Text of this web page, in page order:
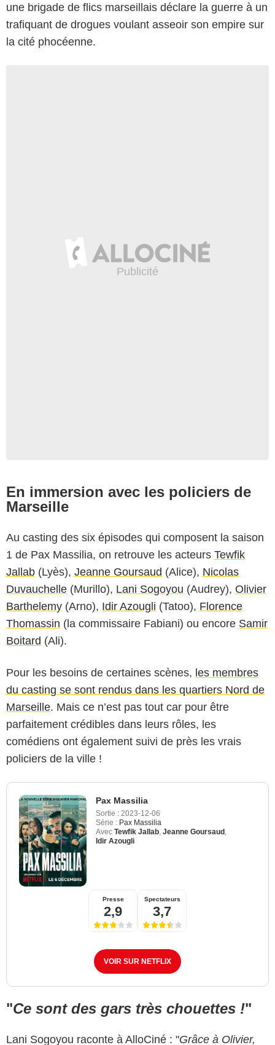
une brigade de flics marseillais déclare la guerre à un
trafiquant de drogues voulant asseoir son empire sur
la cité phocéenne.
En immersion avec les policiers de
Marseille
Au casting des six épisodes qui composent la saison
1 de Pax Massilia, on retrouve les acteurs Tewfik
Jallab (Lyès), Jeanne Goursaud (Alice), Nicolas
Duvauchelle (Murillo), Lani Sogoyou (Audrey), Olivier
Barthelemy (Arno), Idir Azougli (Tatoo), Florence
Thomassin (la commissaire Fabiani) ou encore Samir
Boitard (Ali).
Pour les besoins de certaines scènes, les membres
du casting se sont rendus dans les quartiers Nord de
Marseille. Mais ce n’est pas tout car pour être
parfaitement crédibles dans leurs rôles, les
comédiens ont également suivi de près les vrais
policiers de la ville !
Pax Massilia
Sortie : 2023-12-06
Série : Pax Massilia
Avec Tewfik Jallab Jeanne Goursaud
Idir Azougli
Presse
2,9
Spectateurs
3,7
VOIR SUR NETFLIX
"Ce sont des gars très chouettes !"
Lani Sogoyou raconte à AlloCiné : "Grâce à Olivier,